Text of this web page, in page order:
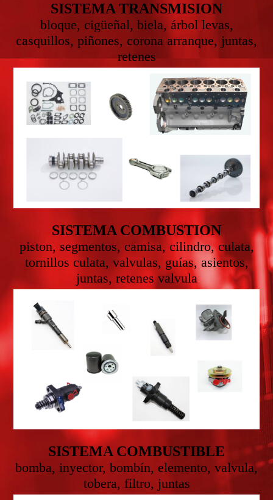
SISTEMA TRANSMISION
bloque, cigüeñal, biela, árbol levas,
casquillos, piñones, corona arranque, juntas,
retenes
SISTEMA COMBUSTION
piston, segmentos, camisa, cilindro, culata,
tornillos culata, valvulas, guías, asientos,
juntas, retenes valvula
SISTEMA COMBUSTIBLE
bomba, inyector, bombín, elemento, valvula,
tobera, filtro, juntas